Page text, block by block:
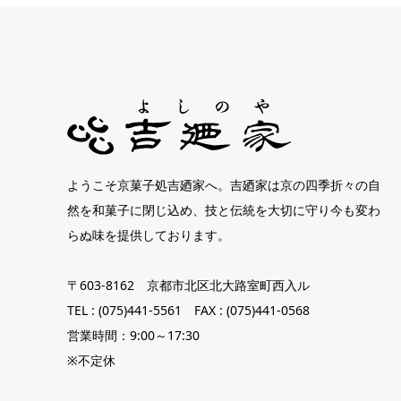
ようこそ京菓子処吉廼家へ。吉廼家は京の四季折々の自
然を和菓子に閉じ込め、技と伝統を大切に守り今も変わ
らぬ味を提供しております。
〒603-8162 京都市北区北大路室町西入ル
TEL : (075)441-5561 FAX : (075)441-0568
営業時間：9:00～17:30
※不定休